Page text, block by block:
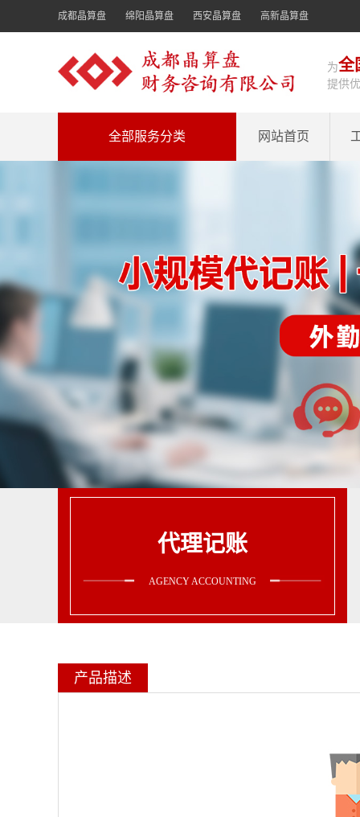
成都晶算盘 绵阳晶算盘 西安晶算盘 高新晶算盘
为全
提供
网站首页
全部服务分类
代理记账
AGENCY ACCOUNTING
产品描述